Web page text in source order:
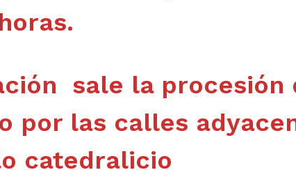
horas.
sale la procesión
por las calles
catedralicio